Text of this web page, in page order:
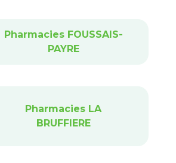
Pharmacies FOUSSAIS-
PAYRE
Pharmacies LA
BRUFFIERE